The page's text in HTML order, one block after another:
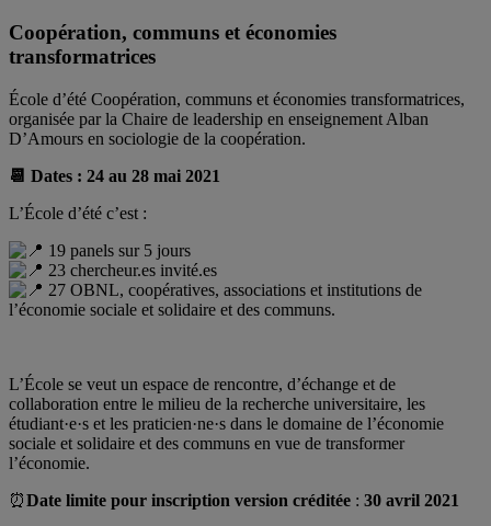
Coopération, communs et économies
transformatrices
École d’été Coopération, communs et économies transformatrices,
organisée par la Chaire de leadership en enseignement Alban
D’Amours en sociologie de la coopération.
📆 Dates : 24 au 28 mai 2021
L’École d’été c’est :
19 panels sur 5 jours
23 chercheur.es invité.es
27 OBNL, coopératives, associations et institutions de
l’économie sociale et solidaire et des communs.
L’École se veut un espace de rencontre, d’échange et de
collaboration entre le milieu de la recherche universitaire, les
étudiant·e·s et les praticien·ne·s dans le domaine de l’économie
sociale et solidaire et des communs en vue de transformer
l’économie.
⏰Date limite pour inscription version créditée : 30 avril 2021